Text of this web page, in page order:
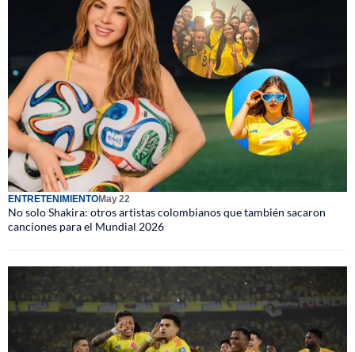
ENTRETENIMIENTOMay 22
No solo Shakira: otros artistas colombianos que también sacaron
canciones para el Mundial 2026